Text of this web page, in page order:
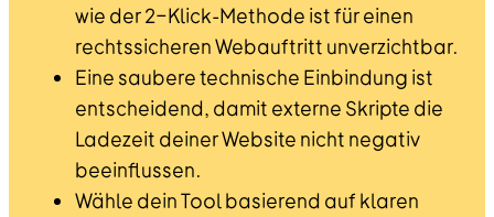
wie der 2-Klick-Methode ist für einen
rechtssicheren Webauftritt unverzichtbar.
Eine saubere technische Einbindung ist
entscheidend, damit externe Skripte die
Ladezeit deiner Website nicht negativ
beeinflussen.
Wähle dein Tool basierend auf klaren